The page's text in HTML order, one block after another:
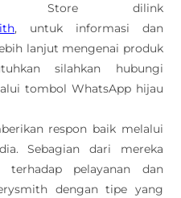
Store dilink
, untuk informasi dan
lanjut mengenai produk
silahkan hubungi
tombol WhatsApp hijau
respon baik melalui
Sebagian dari mereka
terhadap pelayanan dan
dengan tipe yang